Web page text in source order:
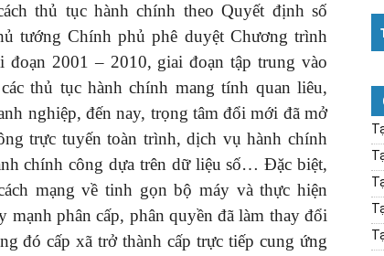
thủ tục hành chính theo Quyết định số
tướng Chính phủ phê duyệt Chương trình
đoạn 2001 – 2010, giai đoạn tập trung vào
thủ tục hành chính mang tính quan liêu,
nghiệp, đến nay, trọng tâm đổi mới đã mở
trực tuyến toàn trình, dịch vụ hành chính
chính công dựa trên dữ liệu số… Đặc biệt,
mạng về tinh gọn bộ máy và thực hiện
phân cấp, phân quyền đã làm thay đổi
đó cấp xã trở thành cấp trực tiếp cung ứng